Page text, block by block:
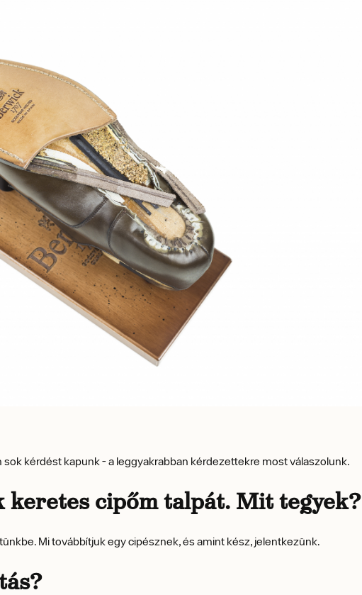
kérdést kapunk - a leggyakrabban kérdezettekre most válaszolunk.
cipőm talpát. Mit tegyek?
Mi továbbítjuk egy cipésznek, és amint kész, jelentkezünk.